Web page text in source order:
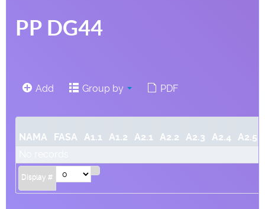
PP DG44
Add Group by PDF
NAMA FASA A1.1 A1.2 A2.1 A2.2 A2.3 A2.4 A2.5
Display #